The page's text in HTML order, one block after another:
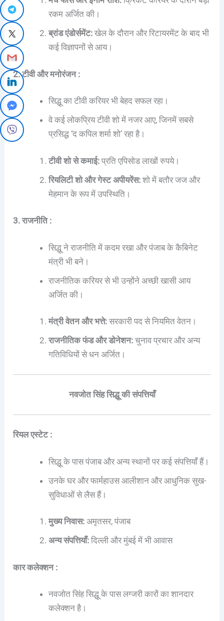
रकम अर्जित की।
ब्रांड एंडोर्समेंट: खेल के दौरान और रिटायरमेंट के बाद भी
कई विज्ञापनों से आय।
2. टीवी और मनोरंजन :
सिद्धू का टीवी करियर भी बेहद सफल रहा।
वे कई लोकप्रिय टीवी शो में नजर आए, जिनमें सबसे
प्रसिद्ध ‘द कपिल शर्मा शो’ रहा है।
टीवी शो से कमाई: प्रति एपिसोड लाखों रुपये।
रियलिटी शो और गेस्ट अपीयरेंस: शो में बतौर जज और
मेहमान के रूप में उपस्थिति।
3. राजनीति :
सिद्धू ने राजनीति में कदम रखा और पंजाब के कैबिनेट
मंत्री भी बने।
राजनीतिक करियर से भी उन्होंने अच्छी खासी आय
अर्जित की।
मंत्री वेतन और भत्ते: सरकारी पद से नियमित वेतन।
राजनीतिक फंड और डोनेशन: चुनाव प्रचार और अन्य
गतिविधियों से धन अर्जित।
नवजोत सिंह सिद्धू की संपत्तियाँ
रियल एस्टेट :
सिद्धू के पास पंजाब और अन्य स्थानों पर कई संपत्तियाँ हैं।
उनके घर और फार्महाउस आलीशान और आधुनिक सुख-
सुविधाओं से लैस हैं।
मुख्य निवास: अमृतसर, पंजाब
अन्य संपत्तियाँ: दिल्ली और मुंबई में भी आवास
कार कलेक्शन :
नवजोत सिंह सिद्धू के पास लग्जरी कारों का शानदार
कलेक्शन है।